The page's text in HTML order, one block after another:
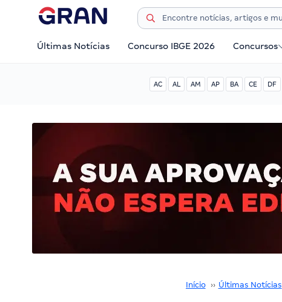
Últimas Notícias Concurso IBGE 2026 Concursos
AC AL AM AP BA CE DF
Início ›› Últimas Notícias